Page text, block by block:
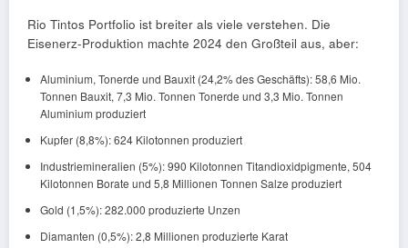
Rio Tintos Portfolio ist breiter als viele verstehen. Die
Eisenerz-Produktion machte 2024 den Großteil aus, aber:
Aluminium, Tonerde und Bauxit (24,2% des Geschäfts): 58,6 Mio.
Tonnen Bauxit, 7,3 Mio. Tonnen Tonerde und 3,3 Mio. Tonnen
Aluminium produziert
Kupfer (8,8%): 624 Kilotonnen produziert
Industriemineralien (5%): 990 Kilotonnen Titandioxidpigmente, 504
Kilotonnen Borate und 5,8 Millionen Tonnen Salze produziert
Gold (1,5%): 282.000 produzierte Unzen
Diamanten (0,5%): 2,8 Millionen produzierte Karat